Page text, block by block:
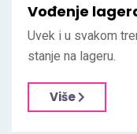
Vođenje
Uvek i u svakom
stanje na lageru.
Više